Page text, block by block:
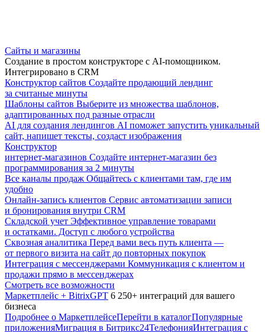
Сайты и магазины
Создание в простом конструкторе с AI-помощником.
Интегрировано в CRM
Конструктор сайтов Создайте продающий лендинг
за считаные минуты
Шаблоны сайтов Выберите из множества шаблонов,
адаптированных под разные отрасли
AI для создания лендингов AI поможет запустить уникальный
сайт, напишет тексты, создаст изображения
Конструктор
интернет-магазинов Создайте интернет-магазин без
программирования за 2 минуты
Все каналы продаж Общайтесь с клиентами там, где им
удобно
Онлайн-запись клиентов Сервис автоматизации записи
и бронирования внутри CRM
Складской учет Эффективное управление товарами
и остатками. Доступ с любого устройства
Сквозная аналитика Перед вами весь путь клиента —
от первого визита на сайт до повторных покупок
Интеграция с мессенджерами Коммуникация с клиентом и
продажи прямо в мессенджерах
Смотреть все возможности
Маркетплейс + BitrixGPT 6 250+ интеграций для вашего
бизнеса
Подробнее о МаркетплейсеПерейти в каталогПопулярные
приложенияМиграция в Битрикс24ТелефонияИнтеграция с